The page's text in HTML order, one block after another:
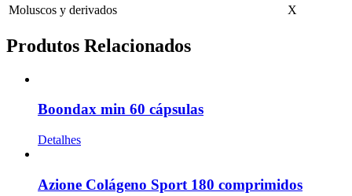
Moluscos y derivados
X
Produtos Relacionados
Boondax min 60 cápsulas
Detalhes
Azione Colágeno Sport 180 comprimidos